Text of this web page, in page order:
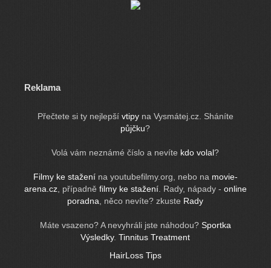
Reklama
Přečtete si ty nejlepší vtipy na Vysmátej.cz. Sháníte
půjčku?
Volá vám neznámé číslo a nevíte kdo volal?
Filmy ke stažení na youtubefilmy.org, nebo na movie-
arena.cz , případně filmy ke stažení . Rady, nápady - online
poradna , něco nevíte? zkuste Rady
Máte vsazeno? A nevyhráli jste náhodou? Sportka
Výsledky.Tinnitus Treatment
HairLoss Tips